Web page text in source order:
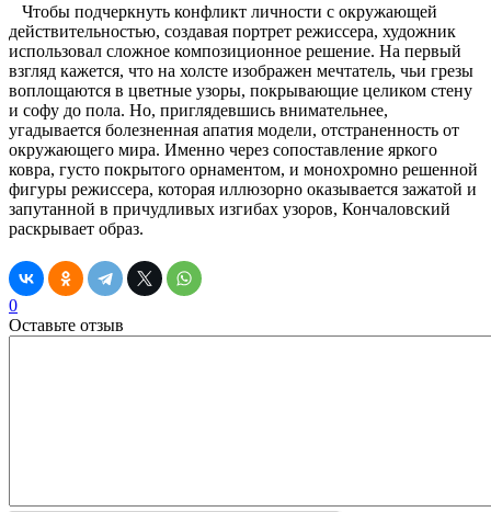
Чтобы подчеркнуть конфликт личности с окружающей
действительностью, создавая портрет режиссера, художник
использовал сложное композиционное решение. На первый
взгляд кажется, что на холсте изображен мечтатель, чьи грезы
воплощаются в цветные узоры, покрывающие целиком стену
и софу до пола. Но, приглядевшись внимательнее,
угадывается болезненная апатия модели, отстраненность от
окружающего мира. Именно через сопоставление яркого
ковра, густо покрытого орнаментом, и монохромно решенной
фигуры режиссера, которая иллюзорно оказывается зажатой и
запутанной в причудливых изгибах узоров, Кончаловский
раскрывает образ.
0
Оставьте отзыв